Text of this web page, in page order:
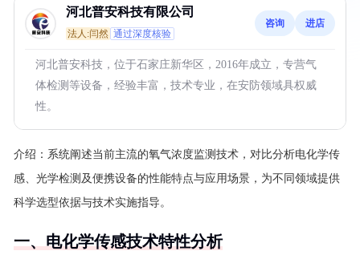
河北普安科技有限公司
法人:闫然 通过深度核验
咨询 进店
河北普安科技，位于石家庄新华区，2016年成立，专营气
体检测等设备，经验丰富，技术专业，在安防领域具权威
性。
介绍： 系统阐述当前主流的氧气浓度监测技术，对比分析电化学传
感、光学检测及便携设备的性能特点与应用场景，为不同领域提供
科学选型依据与技术实施指导。
一、电化学传感技术特性分析